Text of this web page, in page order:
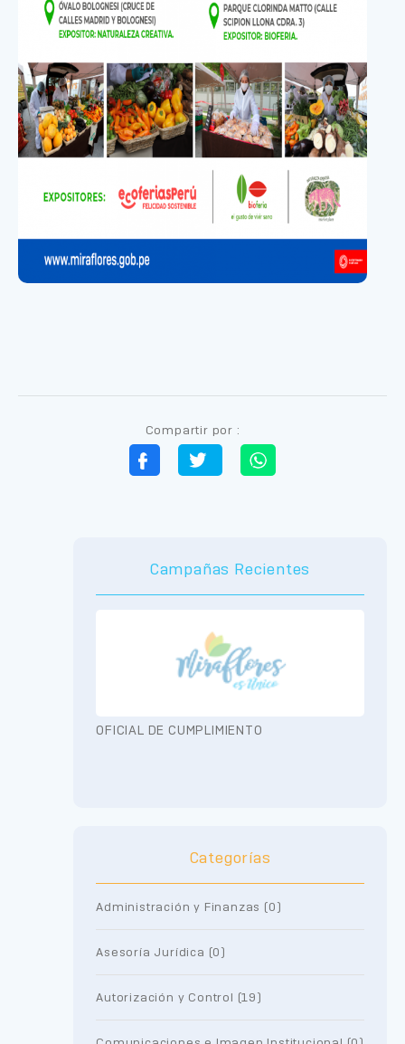
Compartir por :
Campañas Recientes
OFICIAL DE CUMPLIMIENTO
Categorías
Administración y Finanzas (0)
Asesoría Jurídica (0)
Autorización y Control (19)